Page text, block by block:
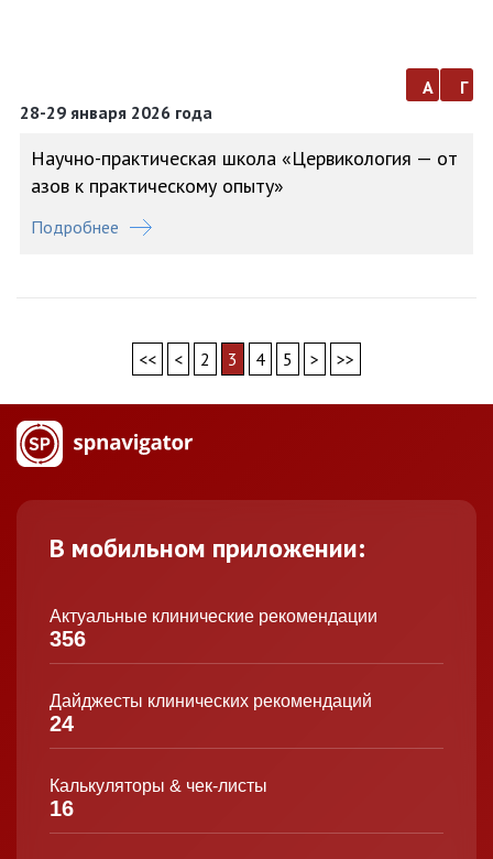
28-29 января 2026 года
а г
Научно-практическая школа «Цервикология — от
азов к практическому опыту»
Подробнее
<< < 2 3 4 5 > >>
В мобильном приложении:
Актуальные клинические рекомендации
356
Дайджесты клинических рекомендаций
24
Калькуляторы & чек-листы
16